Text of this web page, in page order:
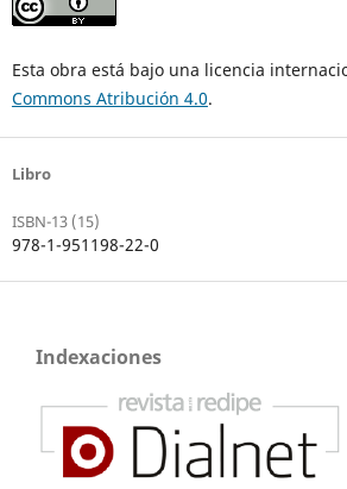
Esta obra está bajo una licencia
Commons Atribución 4.0.
Libro
ISBN-13 (15)
978-1-951198-22-0
Indexaciones